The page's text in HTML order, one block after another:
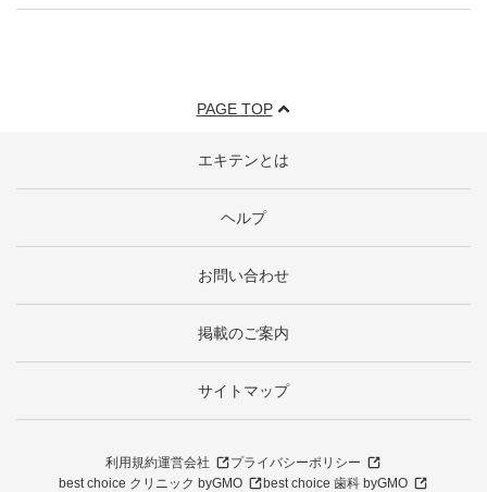
PAGE TOP
エキテンとは
ヘルプ
お問い合わせ
掲載のご案内
サイトマップ
利用規約運営会社
プライバシーポリシー
best choice クリニック byGMO
best choice 歯科 byGMO